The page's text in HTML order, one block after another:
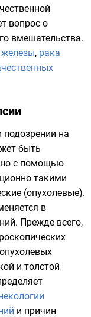
вопрос о
вмешательства.
, рака
подозрении на
быть
с помощью
такими
(опухолевые).
в
Прежде всего,
и толстой
и причин